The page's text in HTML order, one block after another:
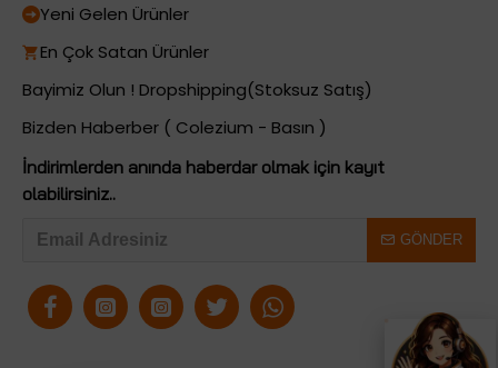
Yeni Gelen Ürünler
En Çok Satan Ürünler
Bayimiz Olun ! Dropshipping(Stoksuz Satış)
Bizden Haberber ( Colezium - Basın )
İndirimlerden anında haberdar olmak için kayıt
olabilirsiniz..
GÖNDER